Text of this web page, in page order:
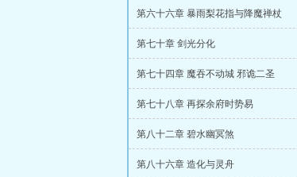
第六十六章 暴雨梨花指与降魔禅杖
第七十章 剑光分化
第七十四章 魔吞不动城 邪诡二圣
第七十八章 再探余府时势易
第八十二章 碧水幽冥煞
第八十六章 造化与灵舟